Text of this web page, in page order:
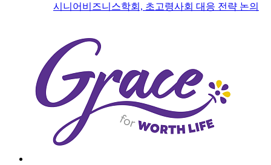
시니어비즈니스학회, 초고령사회 대응 전략 논의